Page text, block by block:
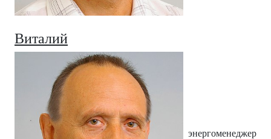
Виталий
энергоменеджер